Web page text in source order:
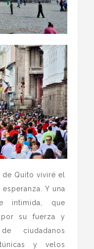
Quito viviré el
Y una
intimida, que
su fuerza y
ciudadanos
y velos